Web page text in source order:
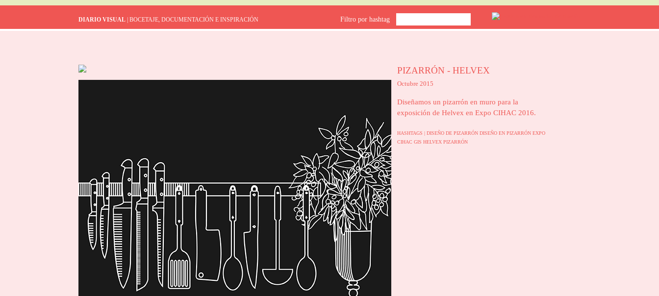
DIARIO VISUAL | BOCETAJE, DOCUMENTACIÓN E INSPIRACIÓN Filtro por hashtag
PIZARRÓN - HELVEX
Octubre 2015
Diseñamos un pizarrón en muro para la
exposición de Helvex en Expo CIHAC 2016.
HASHTAGS | DISEÑO DE PIZARRÓN DISEÑO EN PIZARRÓN EXPO
CIHAC GIS HELVEX PIZARRÓN